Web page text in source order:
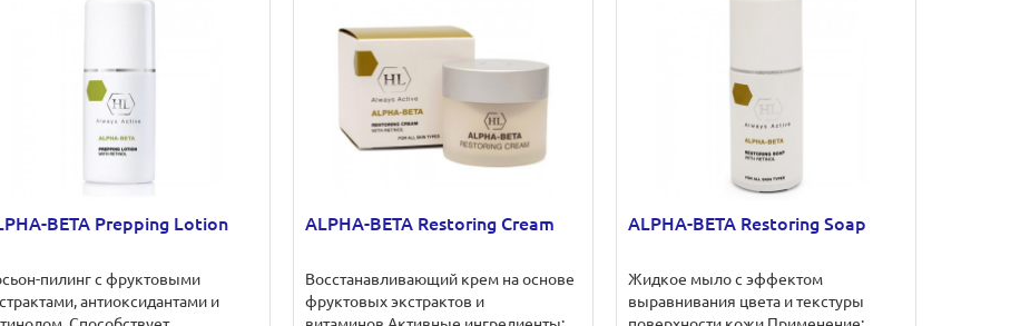
BETA Prepping Lotion
пилинг с фруктовыми
антиоксидантами и
ALPHA-BETA Restoring Cream
Восстанавливающий крем на основе
фруктовых экстрактов и
ALPHA-BETA Restoring Soap
Жидкое мыло с эффектом
выравнивания цвета и текстуры